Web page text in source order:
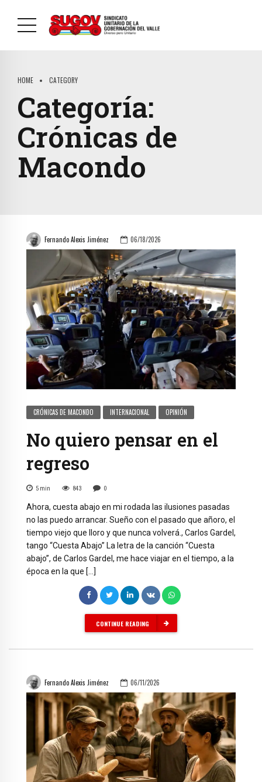
HOME CATEGORY
Categoría:
Crónicas de
Macondo
Fernando Alexis Jiménez 06/18/2026
CRÓNICAS DE MACONDO INTERNACIONAL OPINIÓN
No quiero pensar en el
regreso
5 min 843 0
Ahora, cuesta abajo en mi rodada las ilusiones pasadas
no las puedo arrancar. Sueño con el pasado que añoro, el
tiempo viejo que lloro y que nunca volverá., Carlos Gardel,
tango “Cuesta Abajo” La letra de la canción “Cuesta
abajo”, de Carlos Gardel, me hace viajar en el tiempo, a la
época en la que […]
CONTINUE READING
Fernando Alexis Jiménez 06/11/2026